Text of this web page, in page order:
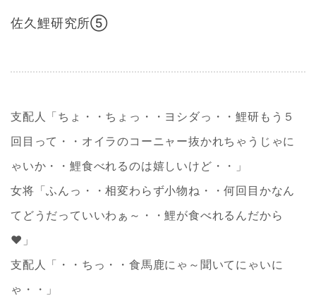
佐久鯉研究所⑤
支配人「ちょ・・ちょっ・・ヨシダっ・・鯉研もう５
回目って・・オイラのコーニャー抜かれちゃうじゃに
ゃいか・・鯉食べれるのは嬉しいけど・・」
女将「ふんっ・・相変わらず小物ね・・何回目かなん
てどうだっていいわぁ～・・鯉が食べれるんだから
❤」
支配人「・・ちっ・・食馬鹿にゃ～聞いてにゃいに
ゃ・・」